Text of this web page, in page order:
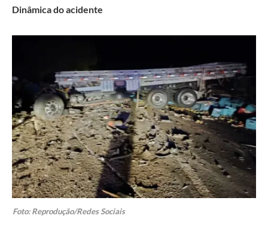
Dinâmica do acidente
Foto: Reprodução/Redes Sociais